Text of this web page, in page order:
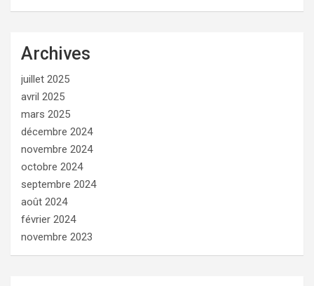
Archives
juillet 2025
avril 2025
mars 2025
décembre 2024
novembre 2024
octobre 2024
septembre 2024
août 2024
février 2024
novembre 2023